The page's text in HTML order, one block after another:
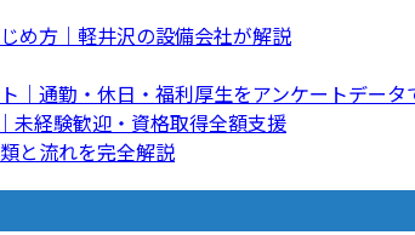
め方｜軽井沢の設備会社が解説
｜通勤・休日・福利厚生をアンケートデータ
未経験歓迎・資格取得全額支援
と流れを完全解説